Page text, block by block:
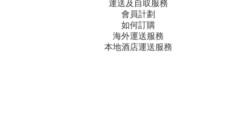
運送及自取服務
會員計劃
如何訂購
海外運送服務
本地酒店運送服務